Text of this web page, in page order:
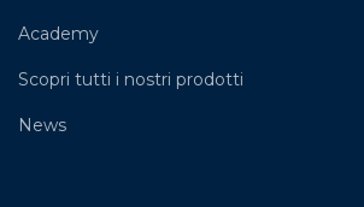
Academy
Scopri tutti i nostri prodotti
News